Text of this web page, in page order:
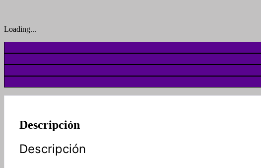
Loading...
Descripción
Descripción